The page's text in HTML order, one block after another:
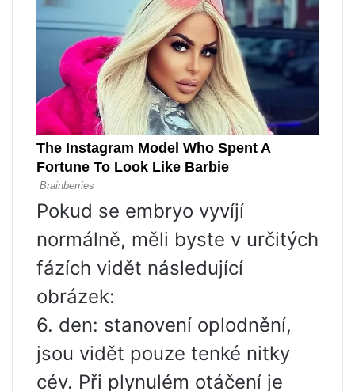
Pokud se embryo vyvíjí
normálně, měli byste v určitých
fázích vidět následující
obrázek:
6. den: stanovení oplodnění,
jsou vidět pouze tenké nitky
cév. Při plynulém otáčení je